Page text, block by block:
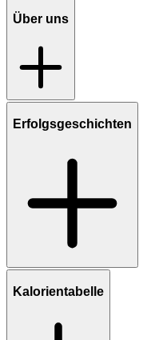
Über uns
Erfolgsgeschichten
Kalorientabelle